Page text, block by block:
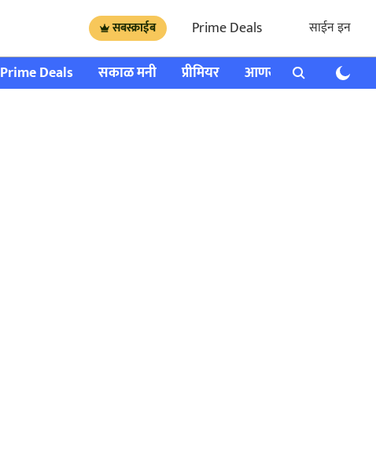
सबस्क्राईब Prime Deals साईन इन
Prime Deals सकाळ मनी प्रीमियर आणखी राशी भविष्य